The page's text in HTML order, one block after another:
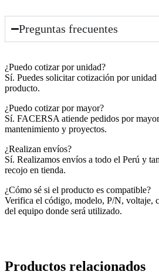
Preguntas frecuentes
¿Puedo cotizar por unidad?
Sí. Puedes solicitar cotización por
producto.
¿Puedo cotizar por mayor?
Sí. FACERSA atiende pedidos por
mantenimiento y proyectos.
¿Realizan envíos?
Sí. Realizamos envíos a todo el Perú y
recojo en tienda.
¿Cómo sé si el producto es compatible?
Verifica el código, modelo, P/N, voltaje,
del equipo donde será utilizado.
Productos relacionados